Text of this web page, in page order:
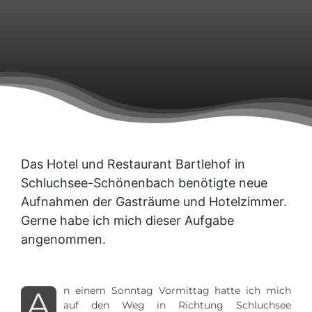
Das Hotel und Restaurant Bartlehof in
Schluchsee-Schönenbach benötigte neue
Aufnahmen der Gasträume und Hotelzimmer.
Gerne habe ich mich dieser Aufgabe
angenommen.
A
n einem Sonntag Vormittag hatte ich mich
auf den Weg in Richtung Schluchsee